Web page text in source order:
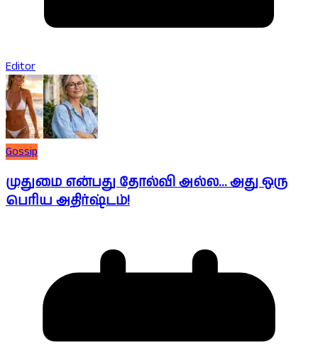
Editor
Gossip
முதுமை என்பது தோல்வி அல்ல… அது ஒரு
பெரிய அதிர்ஷ்டம்!